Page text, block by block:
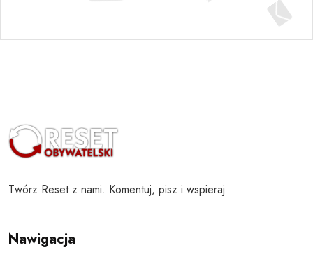
Twórz Reset z nami. Komentuj, pisz i wspieraj
Nawigacja